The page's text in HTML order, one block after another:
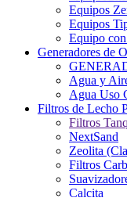
Equipos
Equipos
Equipo
Generadores de
Agua y
Agua Uso
Filtros de Lecho
Filtros
NextSand
Zeolita
Filtros
Calcita